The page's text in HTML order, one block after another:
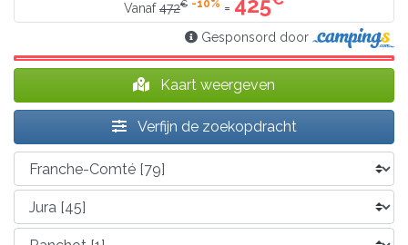
Vanaf472€ -10% =
Gesponsord door
Kaart weergeven
Verfijn de zoekopdracht